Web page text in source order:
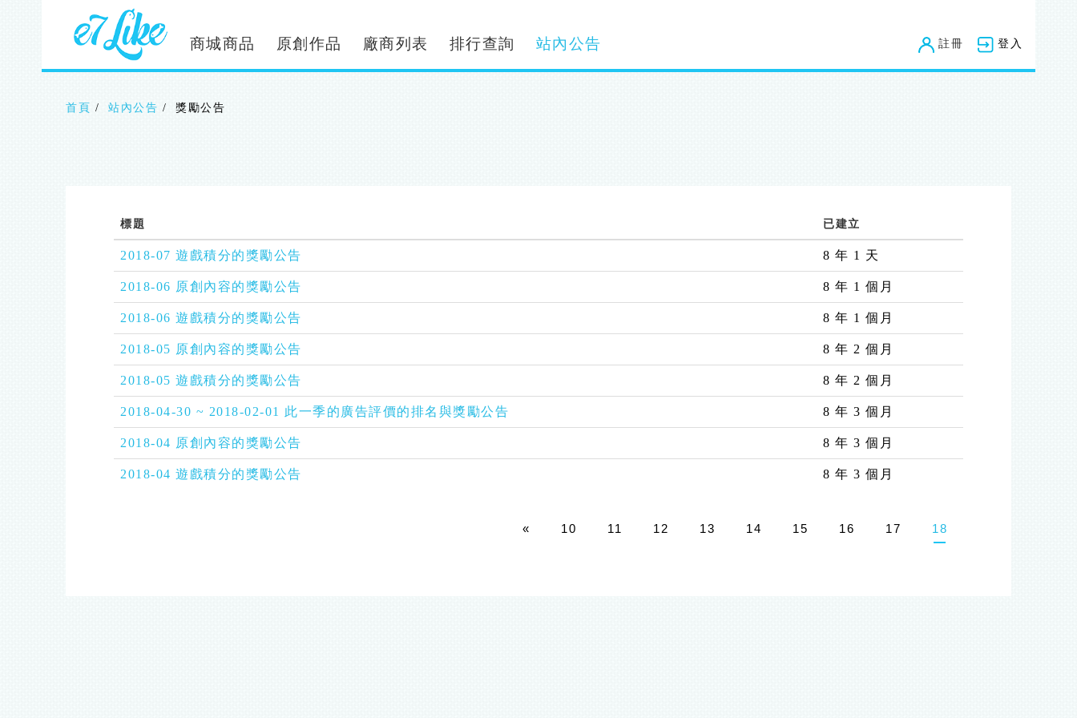
商城商品 原創作品 廠商列表 排行查詢 站內公告 註冊 登入
首頁 站內公告 獎勵公告
標題 已建立
2018-07 遊戲積分的獎勵公告 8 年 1 天
2018-06 原創內容的獎勵公告 8 年 1 個月
2018-06 遊戲積分的獎勵公告 8 年 1 個月
2018-05 原創內容的獎勵公告 8 年 2 個月
2018-05 遊戲積分的獎勵公告 8 年 2 個月
2018-04-30 ~ 2018-02-01 此一季的廣告評價的排名與獎勵公告 8 年 3 個月
2018-04 原創內容的獎勵公告 8 年 3 個月
2018-04 遊戲積分的獎勵公告 8 年 3 個月
« 10 11 12 13 14 15 16 17 18